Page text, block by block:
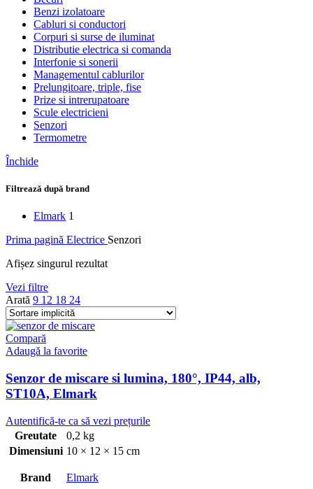
Benzi izolatoare
Cabluri si conductori
Corpuri si surse de iluminat
Distributie electrica si comanda
Interfonie si sonerii
Managementul cablurilor
Prelungitoare, triple, fise
Prize si intrerupatoare
Scule electricieni
Senzori
Termometre
Închide
Filtrează după brand
Elmark 1
Prima pagină Electrice Senzori
Afișez singurul rezultat
Vezi filtre
Arată 9 12 18 24
Compară
Adaugă la favorite
Senzor de miscare si lumina, 180°, IP44, alb,
ST10A, Elmark
Autentifică-te ca să vezi prețurile
Greutate
0,2 kg
Dimensiuni 10 × 12 × 15 cm
Brand Elmark